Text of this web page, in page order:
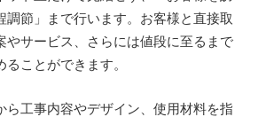
調節」まで行います。お客様と直接取
やサービス、さらには値段に至るまで
ことができます。
ら工事内容やデザイン、使用材料を指